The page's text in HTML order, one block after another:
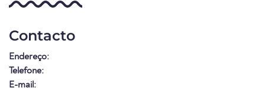
Contacto
Endereço:
Telefone:
E-mail: